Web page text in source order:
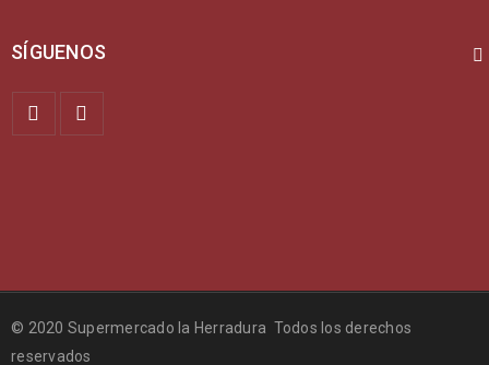
SÍGUENOS
© 2020 Supermercado la Herradura Todos los derechos
reservados